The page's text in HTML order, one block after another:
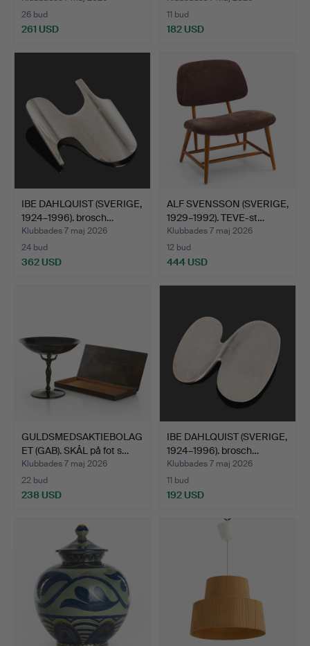
26 bud
261 USD
11 bud
182 USD
IBE DAHLQUIST (SVERIGE,
1924–1996). brosch…
Klubbades 7 maj 2026
24 bud
362 USD
ALF SVENSSON (SVERIGE,
1929–1992). TEVE-st…
Klubbades 7 maj 2026
12 bud
444 USD
GULDSMEDSAKTIEBOLAG
ET (GAB). SKÅL på fot s…
Klubbades 7 maj 2026
22 bud
238 USD
IBE DAHLQUIST (SVERIGE,
1924–1996). brosch…
Klubbades 7 maj 2026
11 bud
192 USD